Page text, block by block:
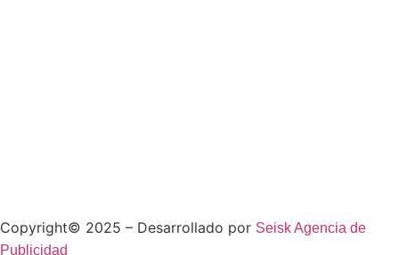
Copyright© 2025 – Desarrollado por Seisk Agencia de
Publicidad